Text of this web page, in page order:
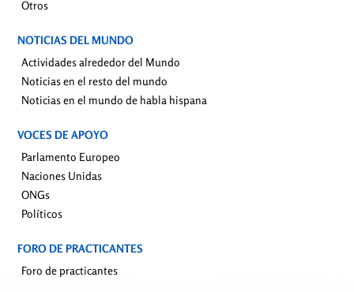
Otros
NOTICIAS DEL MUNDO
Actividades alrededor del Mundo
Noticias en el resto del mundo
Noticias en el mundo de habla hispana
VOCES DE APOYO
Parlamento Europeo
Naciones Unidas
ONGs
Políticos
FORO DE PRACTICANTES
Foro de practicantes